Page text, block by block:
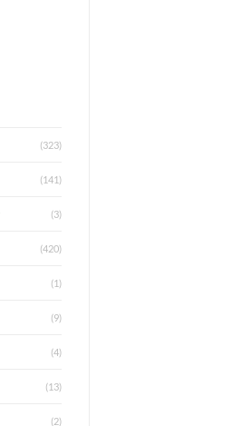
(323)
(141)
(3)
(420)
(1)
(9)
(4)
(13)
(2)